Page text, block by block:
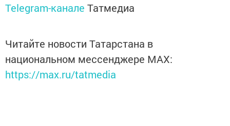
Telegram-канале Татмедиа
Читайте новости Татарстана в
национальном мессенджере MАХ:
https://max.ru/tatmedia